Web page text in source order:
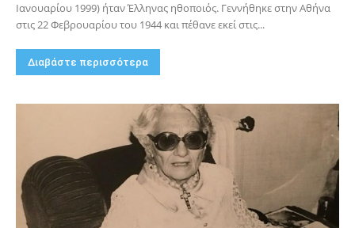
Ιανουαρίου 1999) ήταν Έλληνας ηθοποιός. Γεννήθηκε στην Αθήνα
στις 22 Φεβρουαρίου του 1944 και πέθανε εκεί στις...
Διαβάστε περισσότερα